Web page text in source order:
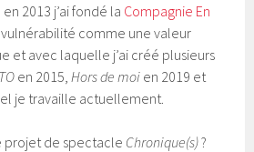
2013 j’ai fondé la Compagnie En
vulnérabilité comme une valeur
et avec laquelle j’ai créé plusieurs
en 2015, Hors de moi en 2019 et
je travaille actuellement.
projet de spectacle Chronique(s)?